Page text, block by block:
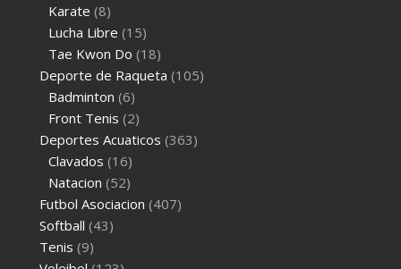
Karate (8)
Lucha Libre (15)
Tae Kwon Do (18)
Deporte de Raqueta (105)
Badminton (6)
Front Tenis (2)
Deportes Acuaticos (363)
Clavados (16)
Natacion (52)
Futbol Asociacion (407)
Softball (43)
Tenis (9)